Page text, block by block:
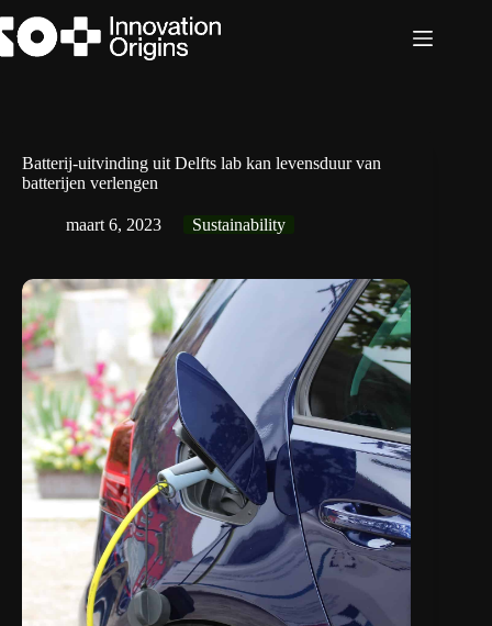
naar
de
Batterij-uitvinding uit Delfts lab kan levensduur van
batterijen verlengen
maart 6, 2023 Sustainability